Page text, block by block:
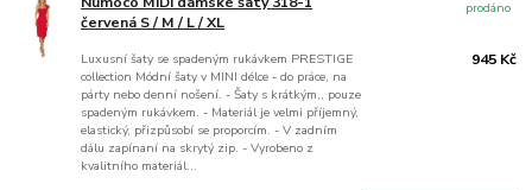
červená S / M / L / XL
Luxusní šaty se spadeným rukávkem PRESTIGE
collection Módní šaty v MINI délce - do práce, na
párty nebo denní nošení. - Šaty s krátkým,, pouze
spadeným rukávkem. - Materiál je velmi příjemný,
elastický, přizpůsobí se proporcím. - V zadním
dálu zapínaní na skrytý zip. - Vyrobeno z
kvalitního materiál...
945 Kč
prodáno